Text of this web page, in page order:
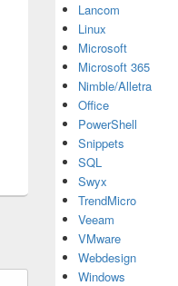
Lancom
Linux
Microsoft
Microsoft 365
Nimble/Alletra
Office
PowerShell
Snippets
SQL
Swyx
TrendMicro
Veeam
VMware
Webdesign
Windows